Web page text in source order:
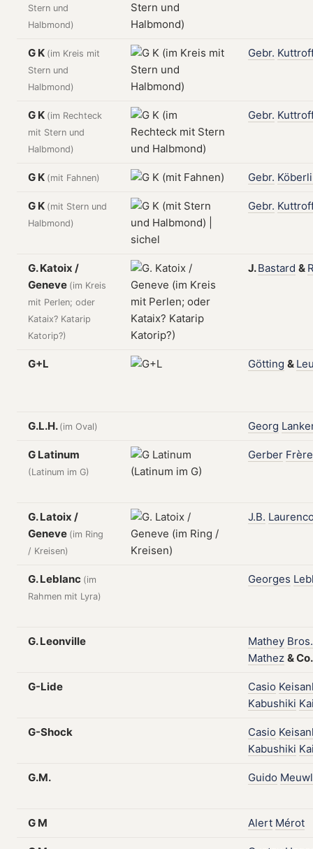
Stern und
Halbmond)
G K (im Kreis mit
Stern und
Halbmond)
Gebr.
G K (im Rechteck
mit Stern und
Halbmond)
Gebr.
G K (mit Fahnen) Gebr.
G K (mit Stern und
Halbmond)
Gebr.
G. Katoix /
Geneve (im Kreis
mit Perlen; oder
Kataix? Katarip
Katorip?)
J.Bastard &
G+L Götting &
G.L.H. (im Oval) Georg
G Latinum
(Latinum im G)
Gerber
G. Latoix /
Geneve (im Ring
/ Kreisen)
J.B.
G. Leblanc (im
Rahmen mit Lyra)
Georges
G. Leonville Mathey Bros.
Mathez &Co.
G-Lide Casio
Kabushiki
G-Shock Casio
Kabushiki
G.M. Guido
G M Alert Mérot